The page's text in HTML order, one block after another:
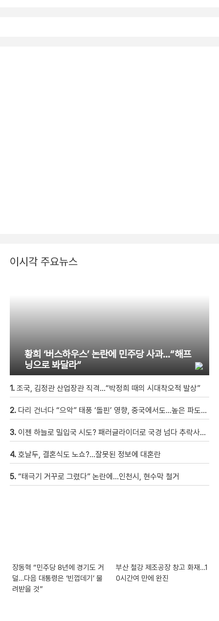
이시각 주요뉴스
황희 ‘버스하우스’ 논란에 민주당 사과…“해프
닝으로 봐달라”
1. 조국, 김정관 산업장관 직격…“박정희 때의 시대착오적 발상”
2. 다리 건너다 “으악” 태풍 ‘돌핀’ 영향, 중국에서도…높은 파도에 휩쓸려 9세 아이 실종 [현장영상]
3. 이젠 하늘로 밀입국 시도? 패러글라이더로 국경 넘다 추락사…현재 진행형인 ‘세우타 사태’
4. 호날두, 결혼식도 노쇼?…잘못된 정보에 대혼란
5. “태극기 거꾸로 그렸다” 논란에…인천시, 현수막 철거
장동혁 “민주당 8년에 경기도 거
덜…다음 대통령은 ‘빈껍데기’ 물
려받을 것”
부산 철강 제조공장 창고 화재…1
0시간여 만에 완진